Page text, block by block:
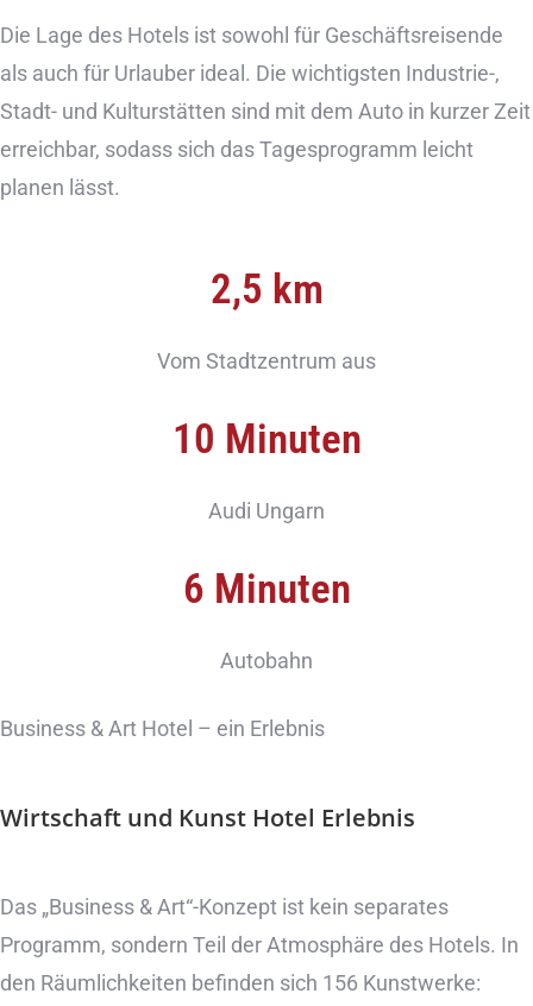
Die Lage des Hotels ist sowohl für Geschäftsreisende
als auch für Urlauber ideal. Die wichtigsten Industrie-,
Stadt- und Kulturstätten sind mit dem Auto in kurzer Zeit
erreichbar, sodass sich das Tagesprogramm leicht
planen lässt.
2,5 km
Vom Stadtzentrum aus
10 Minuten
Audi Ungarn
6 Minuten
Autobahn
Business & Art Hotel – ein Erlebnis
Wirtschaft und Kunst Hotel Erlebnis
Das „Business & Art“-Konzept ist kein separates
Programm, sondern Teil der Atmosphäre des Hotels. In
den Räumlichkeiten befinden sich 156 Kunstwerke: